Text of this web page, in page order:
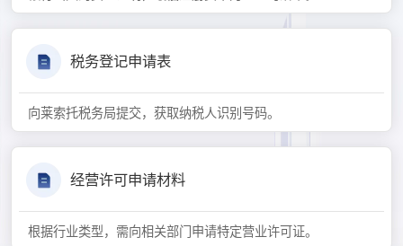
税务登记申请表
向莱索托税务局提交，获取纳税人识别号码。
经营许可申请材料
根据行业类型，需向相关部门申请特定营业许可证。